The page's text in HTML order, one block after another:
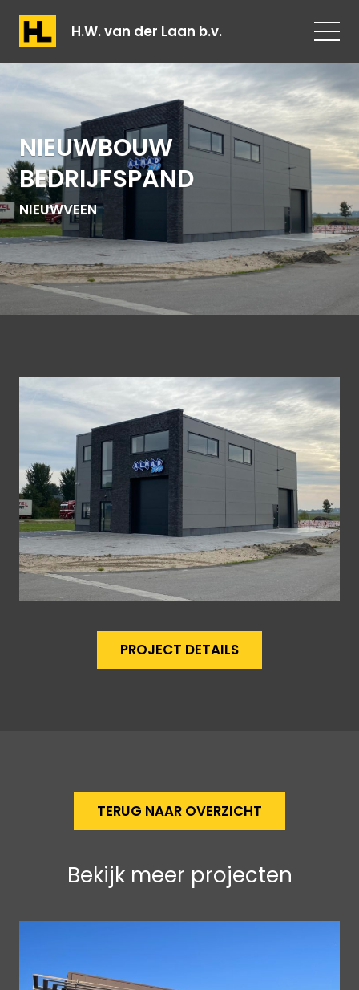
H.W. van der Laan b.v.
NIEUWBOUW
BEDRIJFSPAND
NIEUWVEEN
PROJECT DETAILS
TERUG NAAR OVERZICHT
Bekijk meer projecten